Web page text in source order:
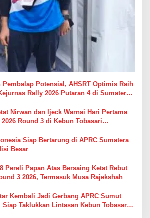
Pembalap Potensial, AHSRT Optimis Raih
Rally 2026 Putaran 4 di Sumatera
Nirwan dan Ijeck Warnai Hari Pertama
Round 3 di Kebun Tobasari
Siap Bertarung di APRC Sumatera
Besar
Pereli Papan Atas Bersaing Ketat Rebut
3 2026, Termasuk Musa Rajekshah
Kembali Jadi Gerbang APRC Sumut
Siap Taklukkan Lintasan Kebun Tobasari